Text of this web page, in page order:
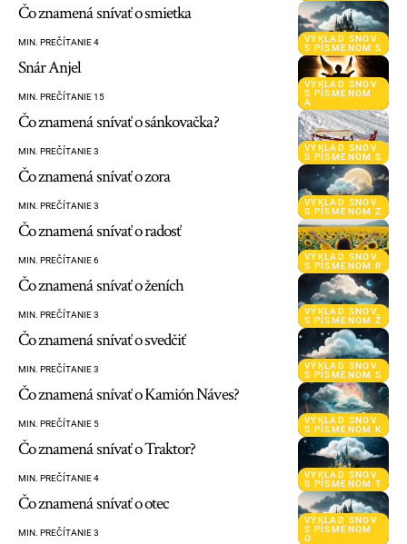
VÝKLAD SNOV
S PÍSMENOM S
Čo znamená snívať o smietka
MIN. PREČÍTANIE 4
VÝKLAD SNOV
S PÍSMENOM
A
Snár Anjel
MIN. PREČÍTANIE 15
VÝKLAD SNOV
S PÍSMENOM S
Čo znamená snívať o sánkovačka?
MIN. PREČÍTANIE 3
VÝKLAD SNOV
S PÍSMENOM Z
Čo znamená snívať o zora
MIN. PREČÍTANIE 3
VÝKLAD SNOV
S PÍSMENOM R
Čo znamená snívať o radosť
MIN. PREČÍTANIE 6
VÝKLAD SNOV
S PÍSMENOM Ž
Čo znamená snívať o ženích
MIN. PREČÍTANIE 3
VÝKLAD SNOV
S PÍSMENOM S
Čo znamená snívať o svedčiť
MIN. PREČÍTANIE 3
VÝKLAD SNOV
S PÍSMENOM K
Čo znamená snívať o Kamión Náves?
MIN. PREČÍTANIE 5
VÝKLAD SNOV
S PÍSMENOM T
Čo znamená snívať o Traktor?
MIN. PREČÍTANIE 4
VÝKLAD SNOV
S PÍSMENOM
O
Čo znamená snívať o otec
MIN. PREČÍTANIE 3